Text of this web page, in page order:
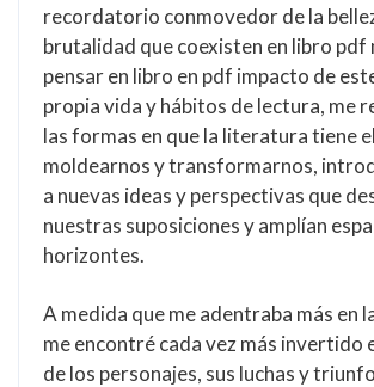
recordatorio conmovedor de la
brutalidad que coexisten en libro pdf
pensar en libro en pdf impacto de
propia vida y hábitos de lectura, me
las formas en que la literatura tiene
moldearnos y transformarnos,
a nuevas ideas y perspectivas que
nuestras suposiciones y amplían
horizontes.
A medida que me adentraba más en
me encontré cada vez más invertido
de los personajes, sus luchas y